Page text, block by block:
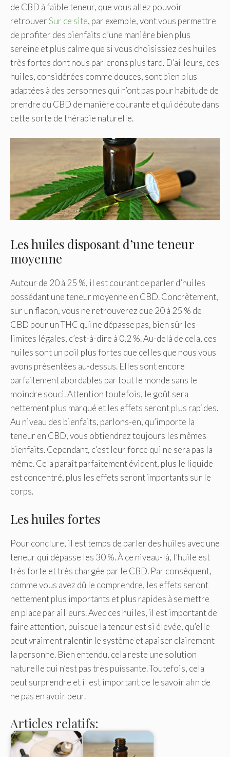
de CBD à faible teneur, que vous allez pouvoir
retrouverSur ce site, par exemple, vont vous permettre
de profiter des bienfaits d’une manière bien plus
sereine et plus calme que si vous choisissiez des huiles
très fortes dont nous parlerons plus tard. D’ailleurs, ces
huiles, considérées comme douces, sont bien plus
adaptées à des personnes qui n’ont pas pour habitude de
prendre du CBD de manière courante et qui débute dans
cette sorte de thérapie naturelle.
Les huiles disposant d’une teneur
moyenne
Autour de 20 à 25 %, il est courant de parler d’huiles
possédant une teneur moyenne en CBD. Concrètement,
sur un flacon, vous ne retrouverez que 20 à 25 % de
CBD pour un THC qui ne dépasse pas, bien sûr les
limites légales, c’est-à-dire à 0,2 %. Au-delà de cela, ces
huiles sont un poil plus fortes que celles que nous vous
avons présentées au-dessus. Elles sont encore
parfaitement abordables par tout le monde sans le
moindre souci. Attention toutefois, le goût sera
nettement plus marqué et les effets seront plus rapides.
Au niveau des bienfaits, parlons-en, qu’importe la
teneur en CBD, vous obtiendrez toujours les mêmes
bienfaits. Cependant, c’est leur force qui ne sera pas la
même. Cela paraît parfaitement évident, plus le liquide
est concentré, plus les effets seront importants sur le
corps.
Les huiles fortes
Pour conclure, il est temps de parler des huiles avec une
teneur qui dépasse les 30 %. À ce niveau-là, l’huile est
très forte et très chargée par le CBD. Par conséquent,
comme vous avez dû le comprendre, les effets seront
nettement plus importants et plus rapides à se mettre
en place par ailleurs. Avec ces huiles, il est important de
faire attention, puisque la teneur est si élevée, qu’elle
peut vraiment ralentir le système et apaiser clairement
la personne. Bien entendu, cela reste une solution
naturelle qui n’est pas très puissante. Toutefois, cela
peut surprendre et il est important de le savoir afin de
ne pas en avoir peur.
Articles relatifs: